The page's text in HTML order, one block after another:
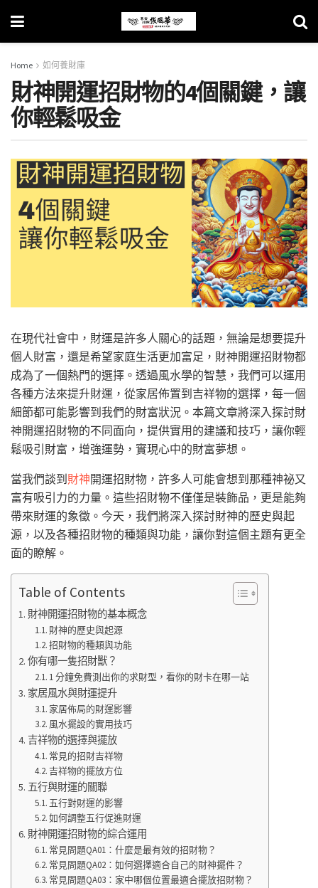
Home 如何養財庫
財神開運招財物的4個關鍵，讓
你輕鬆吸金
在現代社會中，財運是許多人關心的話題，無論是想要提升
個人財富，還是希望家庭生活更加富足，財神開運招財物都
成為了一個熱門的選擇。透過風水學的智慧，我們可以運用
各種方法來提升財運，從家居佈置到吉祥物的選擇，每一個
細節都可能影響到我們的財富狀況。本篇文章將深入探討財
神開運招財物的不同面向，提供實用的建議和技巧，讓你輕
鬆吸引財富，增強運勢，實現心中的財富夢想。
當我們談到 財神開運招財物，許多人可能會想到那種神祕又
富有吸引力的力量。這些招財物不僅僅是裝飾品，更是能夠
帶來財運的象徵。今天，我們將深入探討財神的歷史與起
源，以及各種招財物的種類與功能，讓你對這個主題有更全
面的瞭解。
Table of Contents
財神開運招財物的基本概念
財神的歷史與起源
招財物的種類與功能
你有哪一隻招財獸？
1 分鐘免費測出你的求財型，看你的財卡在哪一站
家居風水與財運提升
家居佈局的財運影響
風水擺設的實用技巧
吉祥物的選擇與擺放
常見的招財吉祥物
吉祥物的擺放方位
五行與財運的關聯
五行對財運的影響
如何調整五行促進財運
財神開運招財物的綜合運用
常見問題QA01：什麼是最有效的招財物？
常見問題QA02：如何選擇適合自己的財神擺件？
常見問題QA03：家中哪個位置最適合擺放招財物？